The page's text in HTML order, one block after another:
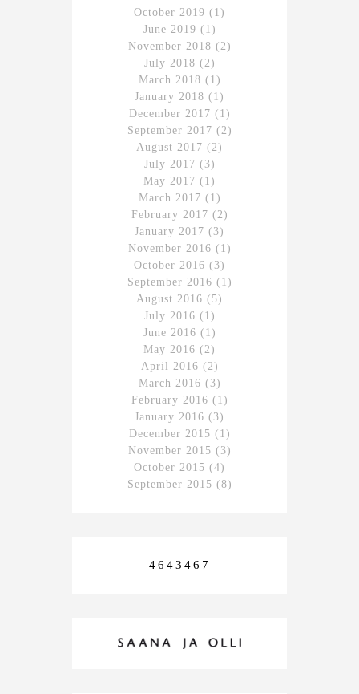
October 2019 (1)
June 2019 (1)
November 2018 (2)
July 2018 (2)
March 2018 (1)
January 2018 (1)
December 2017 (1)
September 2017 (2)
August 2017 (2)
July 2017 (3)
May 2017 (1)
March 2017 (1)
February 2017 (2)
January 2017 (3)
November 2016 (1)
October 2016 (3)
September 2016 (1)
August 2016 (5)
July 2016 (1)
June 2016 (1)
May 2016 (2)
April 2016 (2)
March 2016 (3)
February 2016 (1)
January 2016 (3)
December 2015 (1)
November 2015 (3)
October 2015 (4)
September 2015 (8)
4643467